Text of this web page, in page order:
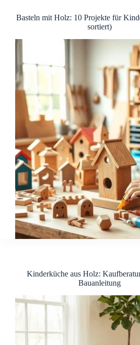
Basteln mit Holz: 10 Projekte für
sortiert)
Kinderküche aus Holz:
Bauanleitung